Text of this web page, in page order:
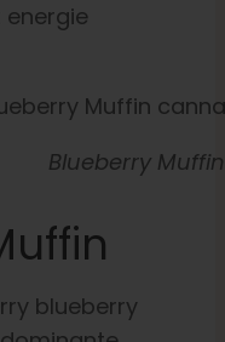
Blueberry Muffin
blueberry